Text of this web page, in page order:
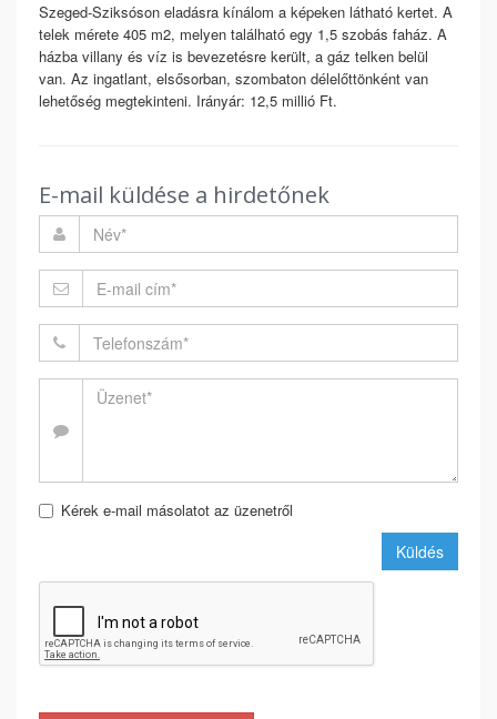
Szeged-Sziksóson eladásra kínálom a képeken látható kertet. A
telek mérete 405 m2, melyen található egy 1,5 szobás faház. A
házba villany és víz is bevezetésre került, a gáz telken belül
van. Az ingatlant, elsősorban, szombaton délelőttönként van
lehetőség megtekinteni. Irányár: 12,5 millió Ft.
E-mail küldése a hirdetőnek
Kérek e-mail másolatot az üzenetről
Küldés